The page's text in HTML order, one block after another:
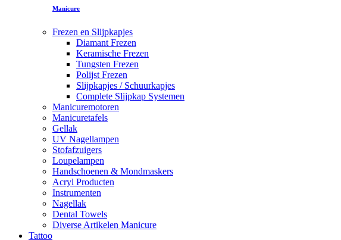
Manicure
Frezen en Slijpkapjes
Diamant Frezen
Keramische Frezen
Tungsten Frezen
Polijst Frezen
Slijpkapjes / Schuurkapjes
Complete Slijpkap Systemen
Manicuremotoren
Manicuretafels
Gellak
UV Nagellampen
Stofafzuigers
Loupelampen
Handschoenen & Mondmaskers
Acryl Producten
Instrumenten
Nagellak
Dental Towels
Diverse Artikelen Manicure
Tattoo